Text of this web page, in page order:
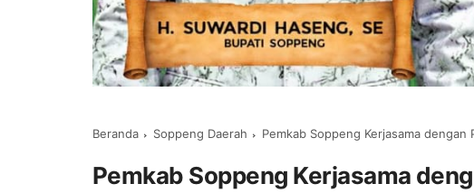
Beranda Soppeng Daerah Pemkab Soppeng Kerjasama
Pemkab Soppeng Kerjasama